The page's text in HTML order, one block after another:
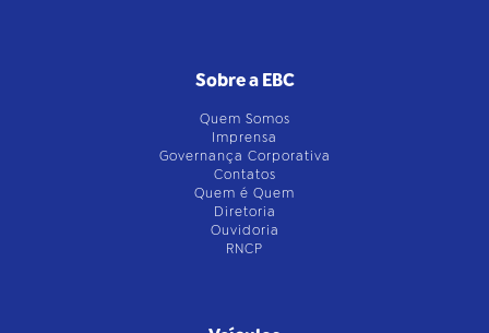
Sobre a EBC
Quem Somos
Imprensa
Governança Corporativa
Contatos
Quem é Quem
Diretoria
Ouvidoria
RNCP